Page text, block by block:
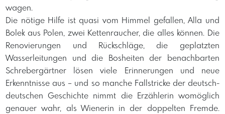
wagen.
Die nötige Hilfe ist quasi vom Himmel gefallen, Alla und
Bolek aus Polen, zwei Kettenraucher, die alles können. Die
Renovierungen und Rückschläge, die geplatzten
Wasserleitungen und die Bosheiten der benachbarten
Schrebergärtner lösen viele Erinnerungen und neue
Erkenntnisse aus – und so manche Fallstricke der deutsch-
deutschen Geschichte nimmt die Erzählerin womöglich
genauer wahr, als Wienerin in der doppelten Fremde.